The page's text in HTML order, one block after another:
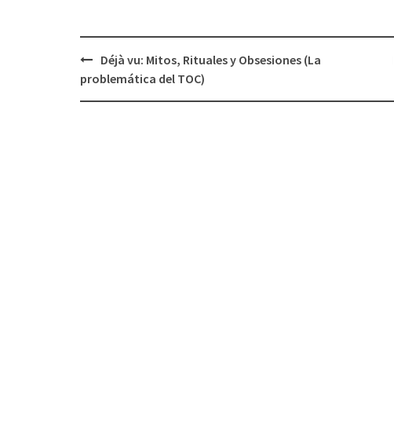
Navegación
de
Déjà vu: Mitos, Rituales y Obsesiones (La
problemática del TOC)